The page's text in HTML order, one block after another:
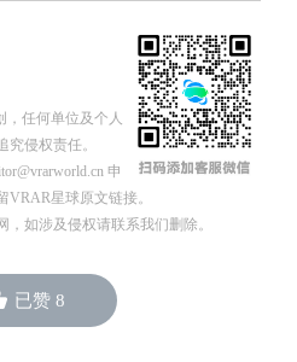
，任何单位及个人
侵权责任。
申
星球原文链接。
如涉及侵权请联系我们删除。
已赞 8